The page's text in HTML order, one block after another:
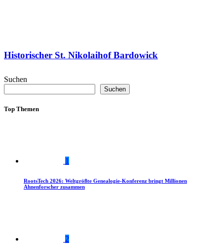
Historischer St. Nikolaihof Bardowick
Suchen
Suchen
Top Themen
1
RootsTech 2026: Weltgrößte Genealogie-Konferenz bringt Millionen
Ahnenforscher zusammen
2